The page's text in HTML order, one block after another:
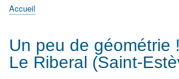
Accueil
ActualitésMATh.en.JEANS ?
Régions et Ateliers
Créer, gérer un atelier
Sujets/Publications
Congrès
d'Ariane
Accueil
Un peu de géométrie
Le Riberal (Saint-